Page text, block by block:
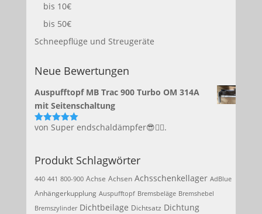
bis 10€
bis 50€
Schneepflüge und Streugeräte
Neue Bewertungen
Auspufftopf MB Trac 900 Turbo OM 314A
mit Seitenschaltung
Bewertet
von Super endschaldämpfer😎👍🏻.
Produkt Schlagwörter
440 441 800-900 Achse Achsen Achsschenkellager AdBlue
Anhängerkupplung Auspufftopf Bremsbeläge Bremshebel
Bremszylinder Dichtbeilage Dichtsatz Dichtung